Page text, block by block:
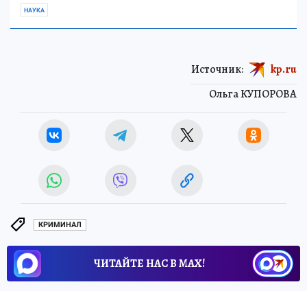
НАУКА
Ольга КУПОРОВА
Источник: kp.ru
КРИМИНАЛ
ЧИТАЙТЕ НАС В МАХ!